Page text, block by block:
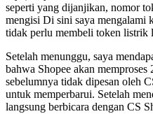
seperti yang dijanjikan, nomor
mengisi Di sini saya mengalami
tidak perlu membeli token listrik
Setelah menunggu, saya
bahwa Shopee akan
sebelumnya tidak dipesan oleh
untuk memperbarui. Setelah
langsung berbicara dengan CS